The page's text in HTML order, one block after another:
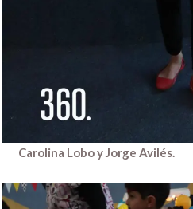
Carolina Lobo y Jorge Avilés.